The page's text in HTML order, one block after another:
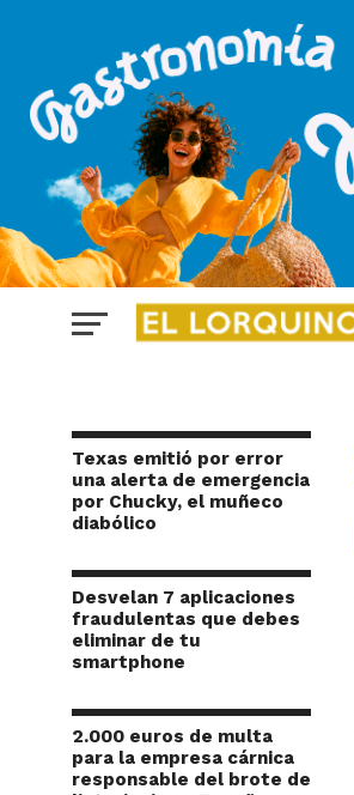
Texas emitió por error
una alerta de emergencia
por Chucky, el muñeco
diabólico
Desvelan 7 aplicaciones
fraudulentas que debes
eliminar de tu
smartphone
2.000 euros de multa
para la empresa cárnica
responsable del brote de